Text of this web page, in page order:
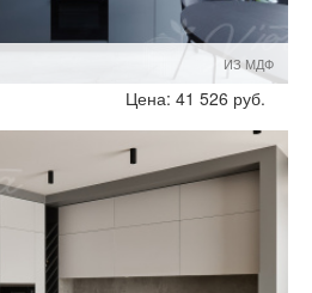
ИЗ МДФ
Цена: 41 526 руб.